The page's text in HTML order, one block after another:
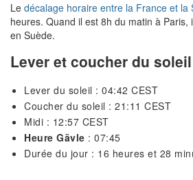
Le décalage horaire entre la France et la
heures. Quand il est 8h du matin à
en Suède.
Lever et coucher du soleil
Lever du soleil : 04:42 CEST
Coucher du soleil : 21:11 CEST
Midi : 12:57 CEST
Heure Gävle : 07:45
Durée du jour : 16 heures et 28